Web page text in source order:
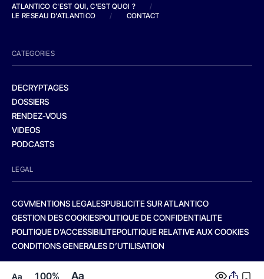
Aa 100% Aa
ATLANTICO C'EST QUI, C'EST QUOI ?
/
LE RESEAU D'ATLANTICO
/ CONTACT
CATEGORIES
DECRYPTAGES
DOSSIERS
RENDEZ-VOUS
VIDEOS
PODCASTS
LEGAL
CGVMENTIONS LEGALESPUBLICITE SUR ATLANTICO
GESTION DES COOKIESPOLITIQUE DE CONFIDENTIALITE
POLITIQUE D’ACCESSIBILITEPOLITIQUE RELATIVE AUX COOKIES
CONDITIONS GENERALES D’UTILISATION